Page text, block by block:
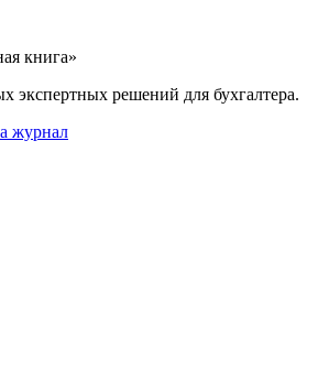
книга»
экспертных решений для бухгалтера.
журнал